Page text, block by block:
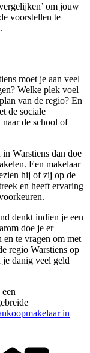
om jouw
voorstellen te
moet je aan veel
Welke plek voel
van de regio? En
de sociale
de school of
Warstiens dan doe
Een makelaar
hij of zij op de
en heeft ervaring
denkt indien je een
doe je er
en te vragen om met
regio Warstiens op
danig veel geld
in